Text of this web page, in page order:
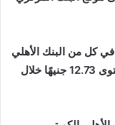
كل من البنك الأهلي
الكويتي، ومصرف أبوظبي الإسلامي عند مستوى 12.73 جنيهًا خلال